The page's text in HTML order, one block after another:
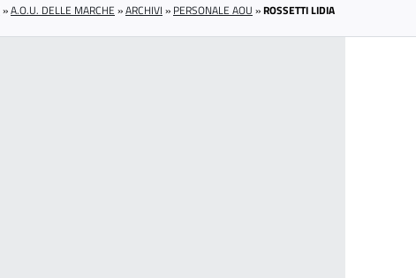
»A.O.U. DELLE MARCHE »ARCHIVI » PERSONALE AOU »ROSSETTI LIDIA